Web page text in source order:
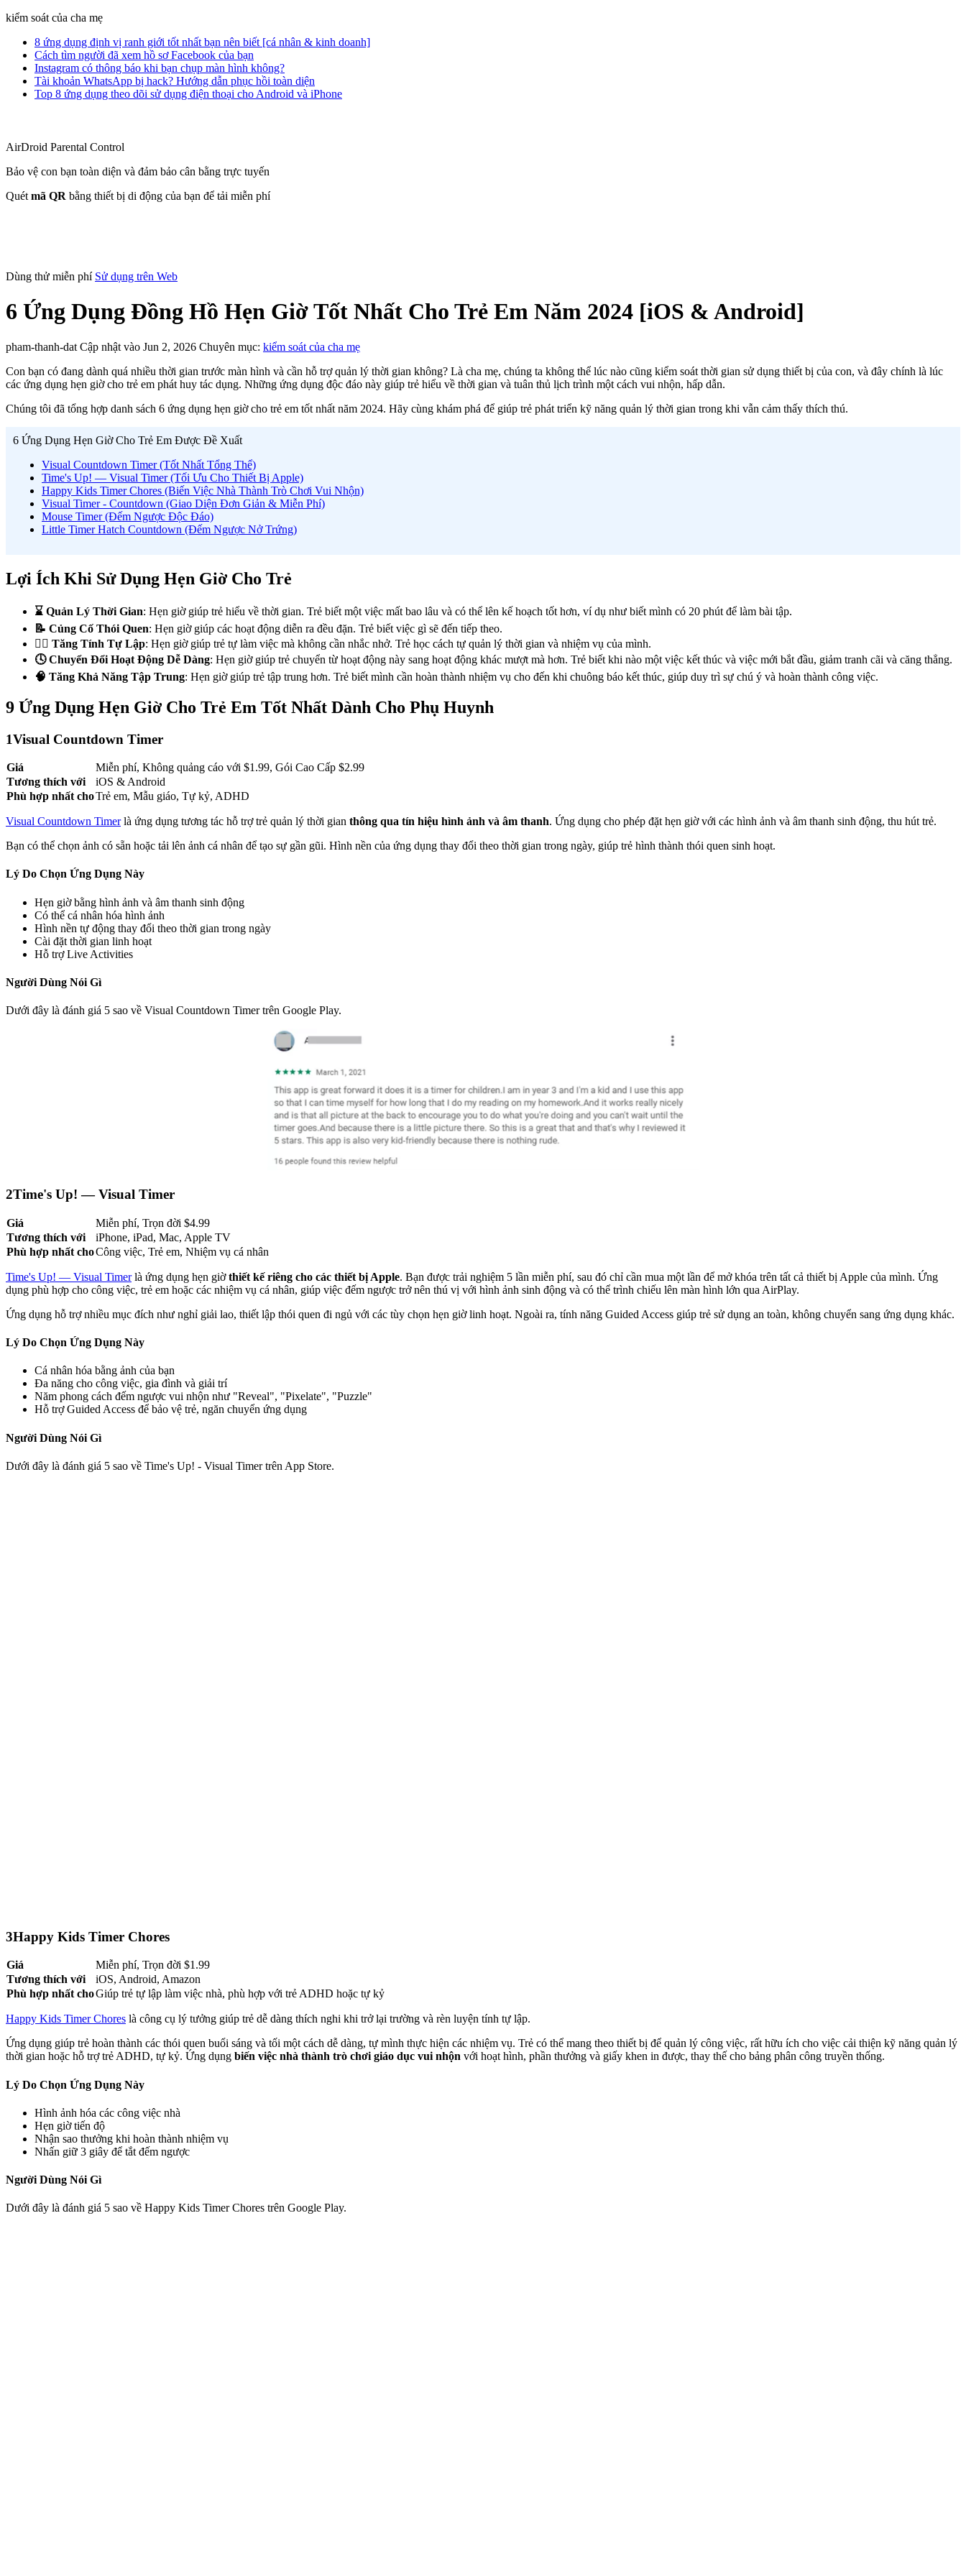
kiểm soát của cha mẹ
8 ứng dụng định vị ranh giới tốt nhất bạn nên biết [cá nhân & kinh doanh]
Cách tìm người đã xem hồ sơ Facebook của bạn
Instagram có thông báo khi bạn chụp màn hình không?
Tài khoản WhatsApp bị hack? Hướng dẫn phục hồi toàn diện
Top 8 ứng dụng theo dõi sử dụng điện thoại cho Android và iPhone
AirDroid Parental Control
Bảo vệ con bạn toàn diện và đảm bảo cân bằng trực tuyến
Quét mã QR bằng thiết bị di động của bạn để tải miễn phí
Dùng thử miễn phí Sử dụng trên Web
6 Ứng Dụng Đồng Hồ Hẹn Giờ Tốt Nhất Cho Trẻ Em Năm 2024 [iOS & Android]
pham-thanh-dat Cập nhật vào Jun 2, 2026 Chuyên mục: kiểm soát của cha mẹ
Con bạn có đang dành quá nhiều thời gian trước màn hình và cần hỗ trợ quản lý thời gian không? Là cha mẹ, chúng ta không thể lúc nào cũng kiểm soát thời gian sử dụng thiết bị của con, và đây chính là lúc
các ứng dụng hẹn giờ cho trẻ em phát huy tác dụng. Những ứng dụng độc đáo này giúp trẻ hiểu về thời gian và tuân thủ lịch trình một cách vui nhộn, hấp dẫn.
Chúng tôi đã tổng hợp danh sách 6 ứng dụng hẹn giờ cho trẻ em tốt nhất năm 2024. Hãy cùng khám phá để giúp trẻ phát triển kỹ năng quản lý thời gian trong khi vẫn cảm thấy thích thú.
6 Ứng Dụng Hẹn Giờ Cho Trẻ Em Được Đề Xuất
Visual Countdown Timer (Tốt Nhất Tổng Thể)
Time's Up! — Visual Timer (Tối Ưu Cho Thiết Bị Apple)
Happy Kids Timer Chores (Biến Việc Nhà Thành Trò Chơi Vui Nhộn)
Visual Timer - Countdown (Giao Diện Đơn Giản & Miễn Phí)
Mouse Timer (Đếm Ngược Độc Đáo)
Little Timer Hatch Countdown (Đếm Ngược Nở Trứng)
Lợi Ích Khi Sử Dụng Hẹn Giờ Cho Trẻ
⌛ Quản Lý Thời Gian: Hẹn giờ giúp trẻ hiểu về thời gian. Trẻ biết một việc mất bao lâu và có thể lên kế hoạch tốt hơn, ví dụ như biết mình có 20 phút để làm bài tập.
📝 Củng Cố Thói Quen: Hẹn giờ giúp các hoạt động diễn ra đều đặn. Trẻ biết việc gì sẽ đến tiếp theo.
✍🏻 Tăng Tính Tự Lập: Hẹn giờ giúp trẻ tự làm việc mà không cần nhắc nhở. Trẻ học cách tự quản lý thời gian và nhiệm vụ của mình.
🕓 Chuyển Đổi Hoạt Động Dễ Dàng: Hẹn giờ giúp trẻ chuyển từ hoạt động này sang hoạt động khác mượt mà hơn. Trẻ biết khi nào một việc kết thúc và việc mới bắt đầu, giảm tranh cãi và căng thẳng.
🧠 Tăng Khả Năng Tập Trung: Hẹn giờ giúp trẻ tập trung hơn. Trẻ biết mình cần hoàn thành nhiệm vụ cho đến khi chuông báo kết thúc, giúp duy trì sự chú ý và hoàn thành công việc.
9 Ứng Dụng Hẹn Giờ Cho Trẻ Em Tốt Nhất Dành Cho Phụ Huynh
1Visual Countdown Timer
Giá
Miễn phí, Không quảng cáo với $1.99, Gói Cao Cấp $2.99
Tương thích với
iOS & Android
Phù hợp nhất choTrẻ em, Mẫu giáo, Tự kỷ, ADHD
Visual Countdown Timerlà ứng dụng tương tác hỗ trợ trẻ quản lý thời gian thông qua tín hiệu hình ảnh và âm thanh. Ứng dụng cho phép đặt hẹn giờ với các hình ảnh và âm thanh sinh động, thu hút trẻ.
Bạn có thể chọn ảnh có sẵn hoặc tải lên ảnh cá nhân để tạo sự gần gũi. Hình nền của ứng dụng thay đổi theo thời gian trong ngày, giúp trẻ hình thành thói quen sinh hoạt.
Lý Do Chọn Ứng Dụng Này
Hẹn giờ bằng hình ảnh và âm thanh sinh động
Có thể cá nhân hóa hình ảnh
Hình nền tự động thay đổi theo thời gian trong ngày
Cài đặt thời gian linh hoạt
Hỗ trợ Live Activities
Người Dùng Nói Gì
Dưới đây là đánh giá 5 sao về Visual Countdown Timer trên Google Play.
2Time's Up! — Visual Timer
Giá
Miễn phí, Trọn đời $4.99
Tương thích với
iPhone, iPad, Mac, Apple TV
Phù hợp nhất choCông việc, Trẻ em, Nhiệm vụ cá nhân
Time's Up! — Visual Timerlà ứng dụng hẹn giờthiết kế riêng cho các thiết bị Apple. Bạn được trải nghiệm 5 lần miễn phí, sau đó chỉ cần mua một lần để mở khóa trên tất cả thiết bị Apple của mình. Ứng
dụng phù hợp cho công việc, trẻ em hoặc các nhiệm vụ cá nhân, giúp việc đếm ngược trở nên thú vị với hình ảnh sinh động và có thể trình chiếu lên màn hình lớn qua AirPlay.
Ứng dụng hỗ trợ nhiều mục đích như nghỉ giải lao, thiết lập thói quen đi ngủ với các tùy chọn hẹn giờ linh hoạt. Ngoài ra, tính năng Guided Access giúp trẻ sử dụng an toàn, không chuyển sang ứng dụng khác.
Lý Do Chọn Ứng Dụng Này
Cá nhân hóa bằng ảnh của bạn
Đa năng cho công việc, gia đình và giải trí
Năm phong cách đếm ngược vui nhộn như "Reveal", "Pixelate", "Puzzle"
Hỗ trợ Guided Access để bảo vệ trẻ, ngăn chuyển ứng dụng
Người Dùng Nói Gì
Dưới đây là đánh giá 5 sao về Time's Up! - Visual Timer trên App Store.
3Happy Kids Timer Chores
Giá
Miễn phí, Trọn đời $1.99
Tương thích với
iOS, Android, Amazon
Phù hợp nhất choGiúp trẻ tự lập làm việc nhà, phù hợp với trẻ ADHD hoặc tự kỷ
Happy Kids Timer Chores là công cụ lý tưởng giúp trẻ dễ dàng thích nghi khi trở lại trường và rèn luyện tính tự lập.
Ứng dụng giúp trẻ hoàn thành các thói quen buổi sáng và tối một cách dễ dàng, tự mình thực hiện các nhiệm vụ. Trẻ có thể mang theo thiết bị để quản lý công việc, rất hữu ích cho việc cải thiện kỹ năng quản lý
thời gian hoặc hỗ trợ trẻ ADHD, tự kỷ. Ứng dụng biến việc nhà thành trò chơi giáo dục vui nhộn với hoạt hình, phần thưởng và giấy khen in được, thay thế cho bảng phân công truyền thống.
Lý Do Chọn Ứng Dụng Này
Hình ảnh hóa các công việc nhà
Hẹn giờ tiến độ
Nhận sao thưởng khi hoàn thành nhiệm vụ
Nhấn giữ 3 giây để tắt đếm ngược
Người Dùng Nói Gì
Dưới đây là đánh giá 5 sao về Happy Kids Timer Chores trên Google Play.